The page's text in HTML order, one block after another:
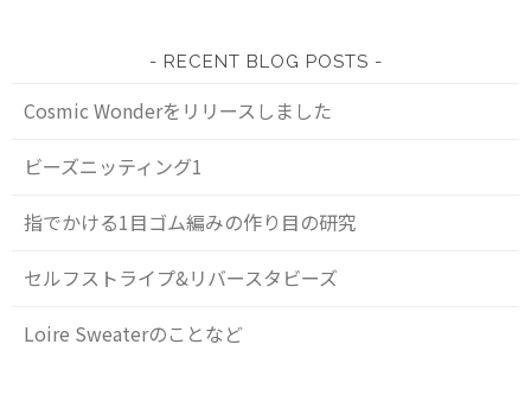
RECENT BLOG POSTS
Cosmic Wonderをリリースしました
ビーズニッティング1
指でかける1目ゴム編みの作り目の研究
セルフストライプ&リバースタビーズ
Loire Sweaterのことなど